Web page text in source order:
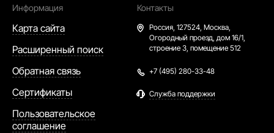
Информация
Карта сайта
Расширенный поиск
Обратная связь
Сертификаты
Пользовательское
соглашение
Контакты
Россия, 127524, Москва,
Огородный проезд, дом 16/1,
строение 3, помещение 512
+7 (495) 280-33-48
Служба поддержки